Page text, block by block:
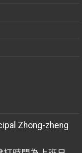
Zhong-zheng